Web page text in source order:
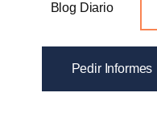
Blog Diario
Pedir Informes